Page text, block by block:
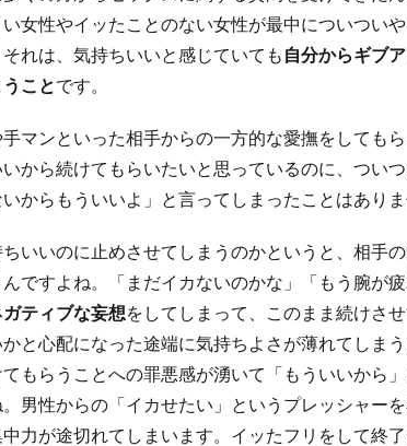
女性やイッたことのない女性が最中についつい
それは、気持ちいいと感じていても 自分からギブ
ことです。
手マンといった相手からの一方的な愛撫をしても
から続けてもらいたいと思っているのに、ついつ
いからもういいよ」と言ってしまったことはありま
いいのに止めさせてしまうのかというと、相手
ですよね。「まだイカないのかな」「もう腕が
ガティブな妄想をしてしまって、このまま続けさ
かと心配になった途端に気持ちよさが薄れてしま
もらうことへの罪悪感が湧いて「もういいから
男性からの「イカせたい」というプレッシャー
力が途切れてしまいます。イッたフリをして終